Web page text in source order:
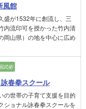
風館
盛が1532年に創流し、三
内流印可を授かった竹内清
岡山県）の地を中心に広め
武術
春拳スクール
の世帯の子育て支援を目的
ショナル詠春拳スクールを